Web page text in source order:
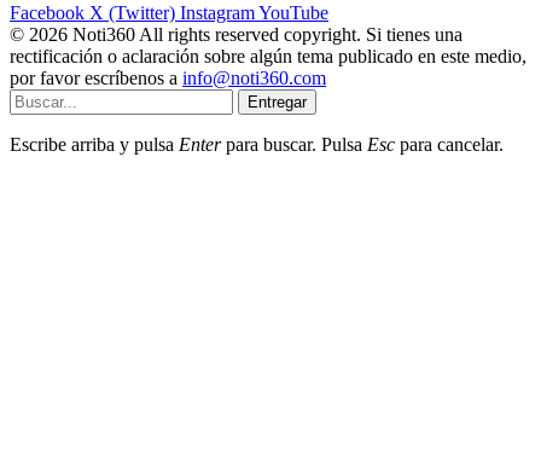
Facebook X (Twitter) InstagramYouTube
© 2026 Noti360 All rights reserved copyright. Si tienes una
rectificación o aclaración sobre algún tema publicado en este medio,
por favor escríbenos a info@noti360.com
Entregar
Escribe arriba y pulsa Enterpara buscar. Pulsa Esc para cancelar.